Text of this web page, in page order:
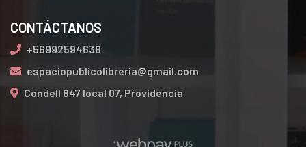
CONTÁCTANOS
+56992594638
espaciopublicolibreria@gmail.com
Condell 847 local 07, Providencia